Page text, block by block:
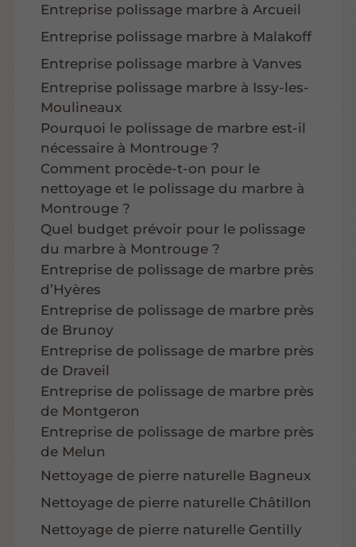
Entreprise polissage marbre à Arcueil
Entreprise polissage marbre à Malakoff
Entreprise polissage marbre à Vanves
Entreprise polissage marbre à Issy-les-
Moulineaux
Pourquoi le polissage de marbre est-il
nécessaire à Montrouge ?
Comment procède-t-on pour le
nettoyage et le polissage du marbre à
Montrouge ?
Quel budget prévoir pour le polissage
du marbre à Montrouge ?
Entreprise de polissage de marbre près
d’Hyères
Entreprise de polissage de marbre près
de Brunoy
Entreprise de polissage de marbre près
de Draveil
Entreprise de polissage de marbre près
de Montgeron
Entreprise de polissage de marbre près
de Melun
Nettoyage de pierre naturelle Bagneux
Nettoyage de pierre naturelle Châtillon
Nettoyage de pierre naturelle Gentilly